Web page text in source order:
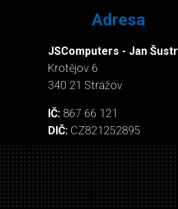
Adresa
JSComputers - Jan Šustr
Krotějov 6
340 21 Strážov
IČ: 867 66 121
DIČ: CZ821252895